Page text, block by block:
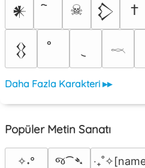
𒀭 ☠ 𒁷 †
𒌐 𓎖
Daha Fazla Karakteri ▸▸
Popüler Metin Sanatı
✧˖° જ⁀➴